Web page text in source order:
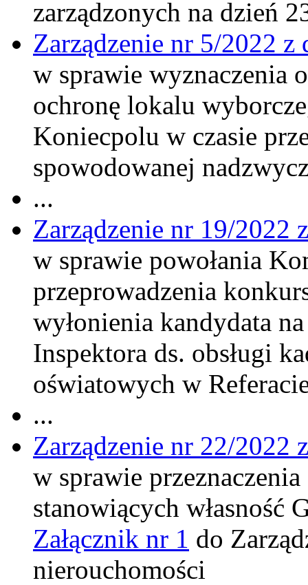
zarządzonych na dzień
Zarządzenie nr 5/2022 z
w sprawie wyznaczenia
ochronę lokalu
Koniecpolu w czasie
spowodowanej
...
Zarządzenie nr 19/2022
w sprawie powołania
przeprowadzenia
wyłonienia kandydata
Inspektora ds. obsługi
oświatowych w
...
Zarządzenie nr 22/2022
w sprawie
stanowiących własność
Załącznik nr 1 do
nierouchomości